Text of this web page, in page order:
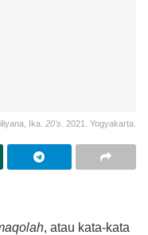
Ika. 20's . 2021. Yogyakarta.
, atau kata-kata